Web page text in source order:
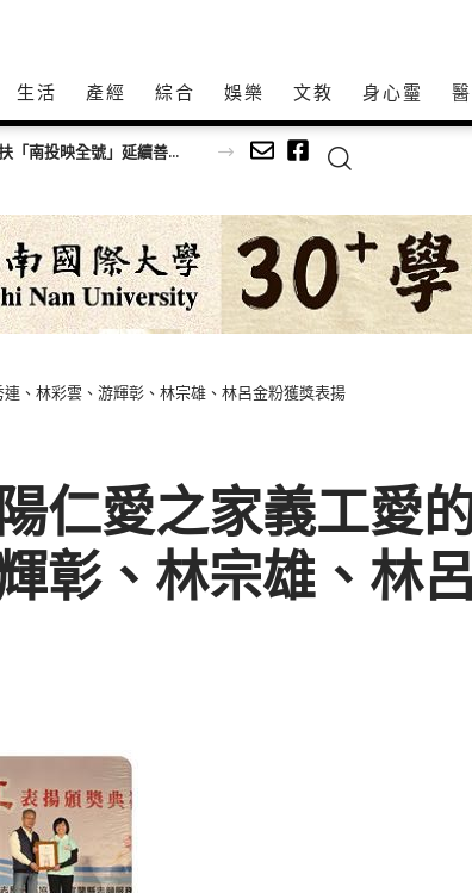
生活 產經 綜合 娛樂 文教 身心𩆜
詐自保
、林彩雲、游輝彰、林宗雄、林呂金粉獲獎表揚
仁愛之家義工愛
彰、林宗雄、林